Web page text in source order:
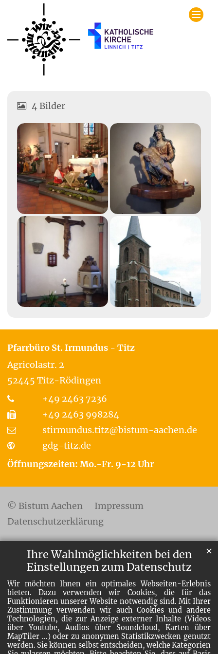
Ihre Wahlmöglichkeiten bei den
Einstellungen zum Datenschutz
Wir möchten Ihnen ein optimales Webseiten-Erlebnis
bieten. Dazu verwenden wir Cookies, die für das
Funktionieren unserer Website notwendig sind. Mit Ihrer
Zustimmung verwenden wir auch Cookies und andere
Technologien, die zur Anzeige externer Inhalte (Videos
über Youtube, Audios über Soundcloud, Karten über
MapTiler ...) oder zu anonymen Statistikzwecken genutzt
werden. Sie können selbst entscheiden, welche Kategorien
✕
Zum Inhalt springen
4 Bilder
Pfarrbüro St. Irmundus - Titz
Agricolastr. 2
52445 Titz-Rödingen
+49 2463 7236
+49 2463 998284
stirmundus.titz@bistum-aachen.de
gdg-titz.de
Öffnungszeiten: Mo.-Fr. 9-12 Uhr
© Bistum Aachen
Impressum
Datenschutzerklärung